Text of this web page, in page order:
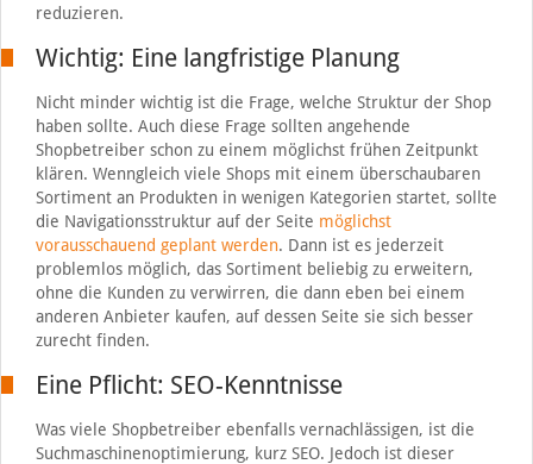
reduzieren.
Wichtig: Eine langfristige Planung
Nicht minder wichtig ist die Frage, welche Struktur der Shop
haben sollte. Auch diese Frage sollten angehende
Shopbetreiber schon zu einem möglichst frühen Zeitpunkt
klären. Wenngleich viele Shops mit einem überschaubaren
Sortiment an Produkten in wenigen Kategorien startet, sollte
die Navigationsstruktur auf der Seite möglichst
vorausschauend geplant werden. Dann ist es jederzeit
problemlos möglich, das Sortiment beliebig zu erweitern,
ohne die Kunden zu verwirren, die dann eben bei einem
anderen Anbieter kaufen, auf dessen Seite sie sich besser
zurecht finden.
Eine Pflicht: SEO-Kenntnisse
Was viele Shopbetreiber ebenfalls vernachlässigen, ist die
Suchmaschinenoptimierung, kurz SEO. Jedoch ist dieser